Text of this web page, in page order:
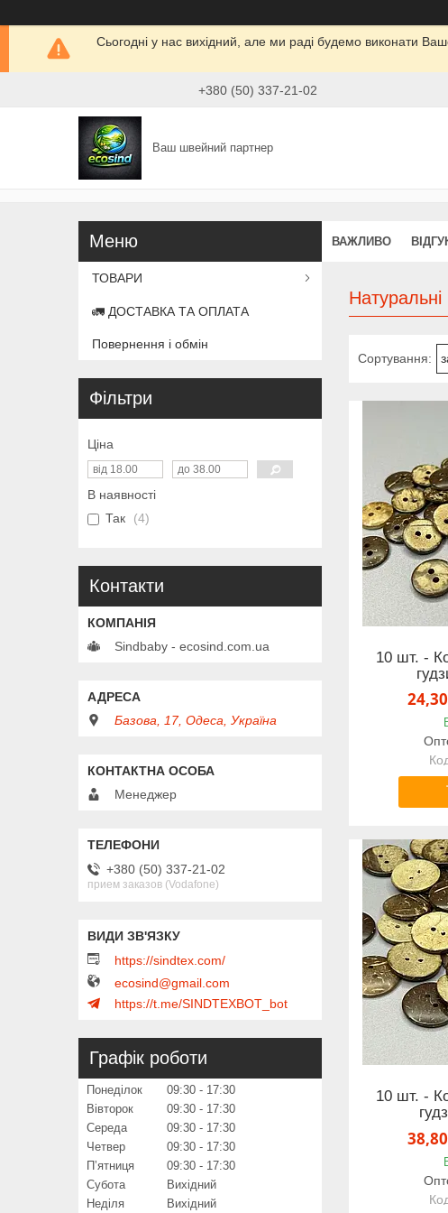
Сьогодні у нас вихідний, але ми раді будемо виконати
+380 (50) 337-21-02
Ваш швейний партнер
ВАЖЛИВО
Натуральні
10 шт. -
10 шт. -
ТОВАРИ
🚛 ДОСТАВКА ТА ОПЛАТА
Повернення і обмін
Фільтри
Ціна
В наявності
Так
4
Контакти
Sindbaby - ecosind.com.ua
Базова, 17, Одеса, Україна
Менеджер
+380 (50) 337-21-02
прием заказов (Vodafone)
https://sindtex.com/
ecosind@gmail.com
https://t.me/SINDTEXBOT_bot
Графік роботи
Понеділок 09:30
17:30
Вівторок
09:30
17:30
Середа
09:30
17:30
Четвер
09:30
17:30
Пʼятниця
09:30
17:30
Субота
Вихідний
Неділя
Вихідний